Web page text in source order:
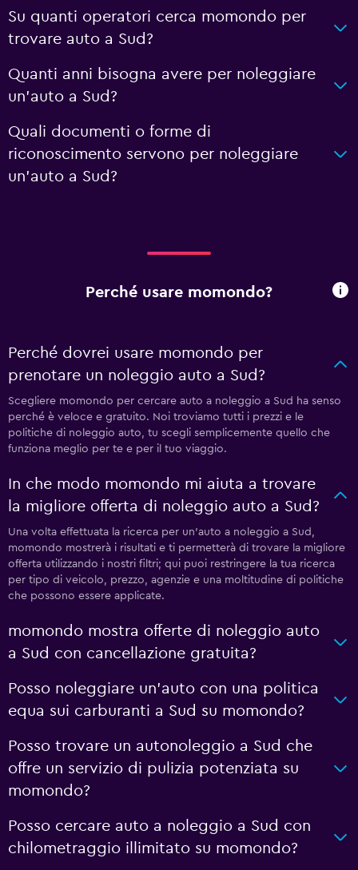
Su quanti operatori cerca momondo per
trovare auto a Sud?
Quanti anni bisogna avere per noleggiare
un'auto a Sud?
Quali documenti o forme di
riconoscimento servono per noleggiare
un'auto a Sud?
Perché usare momondo?
Perché dovrei usare momondo per
prenotare un noleggio auto a Sud?
Scegliere momondo per cercare auto a noleggio a Sud ha senso
perché è veloce e gratuito. Noi troviamo tutti i prezzi e le
politiche di noleggio auto, tu scegli semplicemente quello che
funziona meglio per te e per il tuo viaggio.
In che modo momondo mi aiuta a trovare
la migliore offerta di noleggio auto a Sud?
Una volta effettuata la ricerca per un'auto a noleggio a Sud,
momondo mostrerà i risultati e ti permetterà di trovare la migliore
offerta utilizzando i nostri filtri; qui puoi restringere la tua ricerca
per tipo di veicolo, prezzo, agenzie e una moltitudine di politiche
che possono essere applicate.
momondo mostra offerte di noleggio auto
a Sud con cancellazione gratuita?
Posso noleggiare un'auto con una politica
equa sui carburanti a Sud su momondo?
Posso trovare un autonoleggio a Sud che
offre un servizio di pulizia potenziata su
momondo?
Posso cercare auto a noleggio a Sud con
chilometraggio illimitato su momondo?